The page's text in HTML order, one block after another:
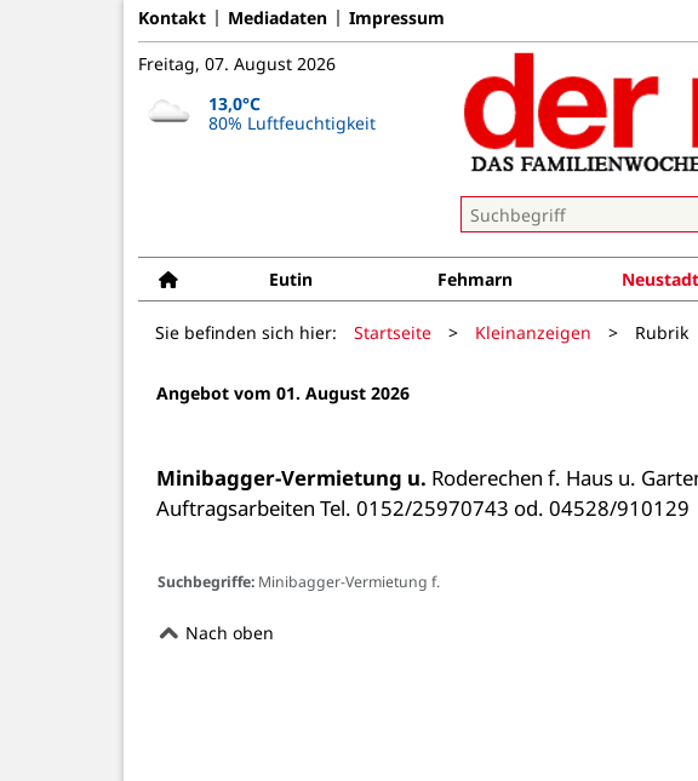
Kontakt Mediadaten Impressum
Freitag, 07. August 2026
13,0°C
80% Luftfeuchtigkeit
Eutin Fehmarn Neustadt
Sie befinden sich hier: Startseite > Kleinanzeigen > Rubrik
Angebot vom 01. August 2026
Minibagger-Vermietung u. Roderechen f. Haus u.
Auftragsarbeiten Tel. 0152/25970743 od. 04528/910129
Suchbegriffe: Minibagger-Vermietung f.
Nach oben